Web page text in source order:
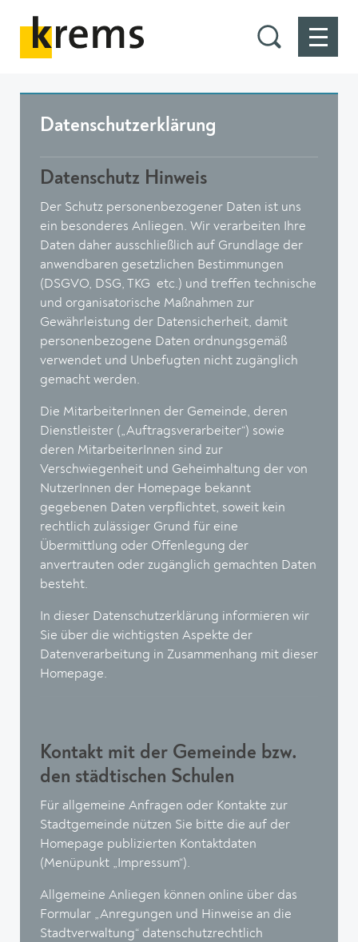
Datenschutzerklärung
Datenschutz Hinweis
Der Schutz personenbezogener Daten ist uns
ein besonderes Anliegen. Wir verarbeiten Ihre
Daten daher ausschließlich auf Grundlage der
anwendbaren gesetzlichen Bestimmungen
(DSGVO, DSG, TKG etc.) und treffen technische
und organisatorische Maßnahmen zur
Gewährleistung der Datensicherheit, damit
personenbezogene Daten ordnungsgemäß
verwendet und Unbefugten nicht zugänglich
gemacht werden.
Die MitarbeiterInnen der Gemeinde, deren
Dienstleister („Auftragsverarbeiter“) sowie
deren MitarbeiterInnen sind zur
Verschwiegenheit und Geheimhaltung der von
NutzerInnen der Homepage bekannt
gegebenen Daten verpflichtet, soweit kein
rechtlich zulässiger Grund für eine
Übermittlung oder Offenlegung der
anvertrauten oder zugänglich gemachten Daten
besteht.
In dieser Datenschutzerklärung informieren wir
Sie über die wichtigsten Aspekte der
Datenverarbeitung in Zusammenhang mit dieser
Homepage.
Kontakt mit der Gemeinde bzw.
den städtischen Schulen
Für allgemeine Anfragen oder Kontakte zur
Stadtgemeinde nützen Sie bitte die auf der
Homepage publizierten Kontaktdaten
(Menüpunkt „Impressum“).
Allgemeine Anliegen können online über das
Formular „Anregungen und Hinweise an die
Stadtverwaltung“ datenschutzrechtlich